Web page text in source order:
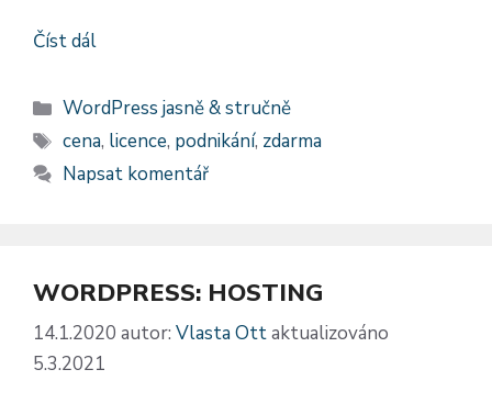
Číst dál
Rubriky
WordPress jasně & stručně
Štítky
cena, licence, podnikání, zdarma
Napsat komentář
WORDPRESS: HOSTING
14.1.2020 autor: Vlasta Ottaktualizováno
5.3.2021